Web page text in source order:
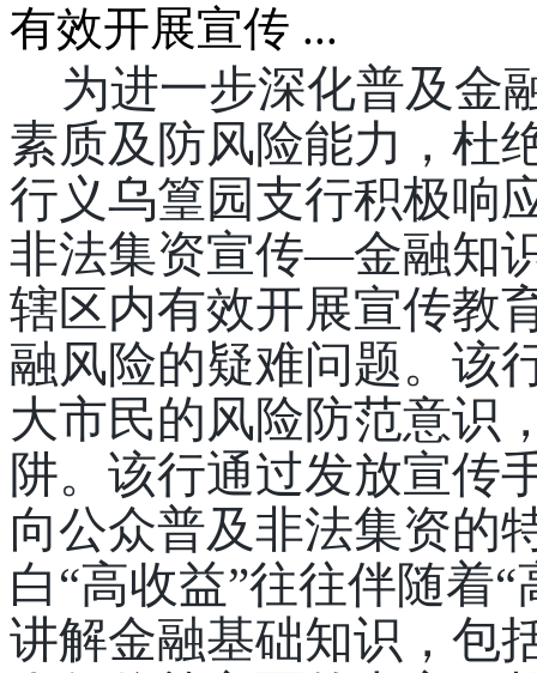
有效开展宣传 ...
为进一步深化普及金
素质及防风险能力，杜
行义乌篁园支行积极响
非法集资宣传—金融知
辖区内有效开展宣传教
融风险的疑难问题。 该
大市民的风险防范意识
阱。 该行通过发放宣传
向公众普及非法集资的
白“高收益”往往伴随着
讲解金融基础知识，包